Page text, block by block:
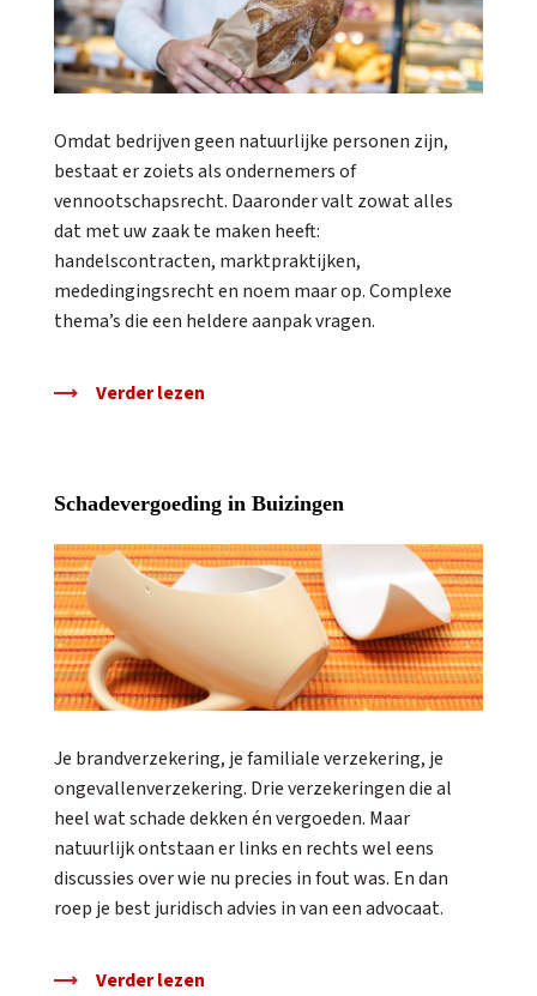
Omdat bedrijven geen natuurlijke personen zijn,
bestaat er zoiets als ondernemers of
vennootschapsrecht. Daaronder valt zowat alles
dat met uw zaak te maken heeft:
handelscontracten, marktpraktijken,
mededingingsrecht en noem maar op. Complexe
thema’s die een heldere aanpak vragen.
Verder lezen
Schadevergoeding in Buizingen
Je brandverzekering, je familiale verzekering, je
ongevallenverzekering. Drie verzekeringen die al
heel wat schade dekken én vergoeden. Maar
natuurlijk ontstaan er links en rechts wel eens
discussies over wie nu precies in fout was. En dan
roep je best juridisch advies in van een advocaat.
Verder lezen